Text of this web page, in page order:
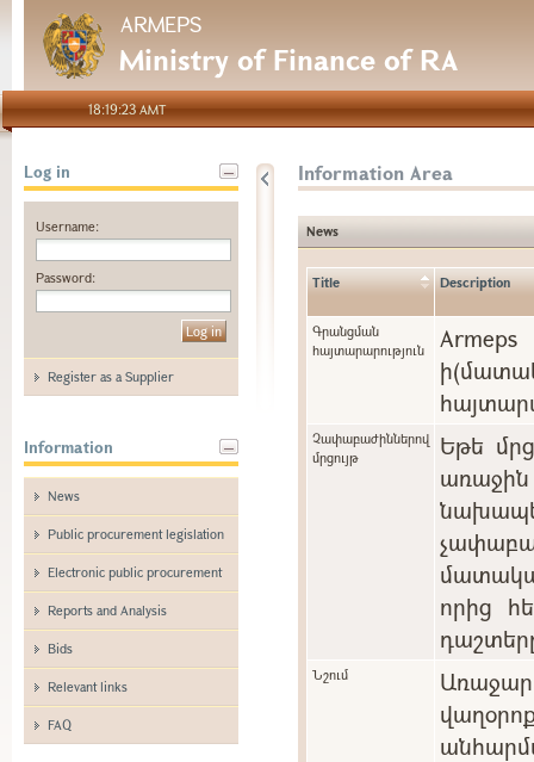
ARMEPS
Ministry of Finance of RA
18:19:23 AMT
Log in
Username:
Password:
Register as a Supplier
Information
News
Public procurement legislation
Electronic public procurement
Reports and Analysis
Bids
Relevant links
FAQ
Information Area
News
Title Description
Գրանցման
հայտարարություն
Չափաբաժիններով
մրցույթ
Եթե
առաջին
որից
Նշում